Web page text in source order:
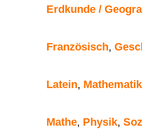
Erdkunde /
Französisch,
Latein,
Mathe, Physik,